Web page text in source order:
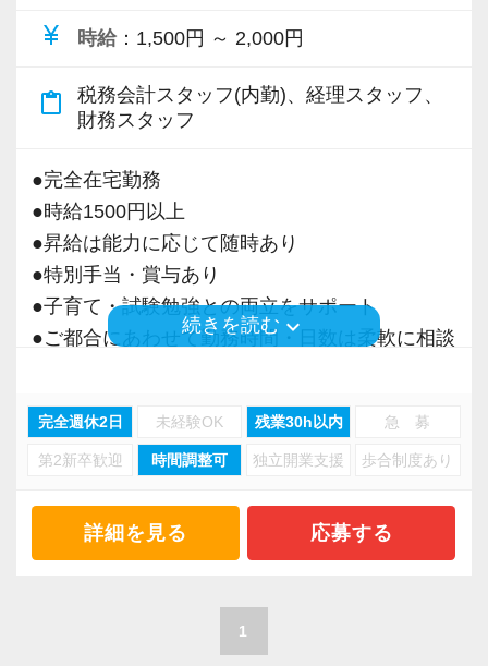
・資格取得を目指す社員が多数
＜募集の背景＞
・事業拡大に伴う増員募集
・組織力強化に向けた採用
・将来の中核人材を募集
＜先輩スタッフの声＞
Q. 当事務所を選んだ理由は？
A. 幅広い業務を経験できる点に魅力を感じ、入
Q. 実際に働いてみてどうですか？
A. さまざまな業務を任せてもらえるので、以前
より成長スピードが上がったと感じています。
Q. 職場の雰囲気は？
場だと感じています。
currency_yen 時給 ：1,500円 ～ 2,000円
content_paste
税務会計スタッフ(内勤)、経理スタッフ、
財務スタッフ
●完全在宅勤務
●時給1500円以上
●昇給は能力に応じて随時あり
●特別手当・賞与あり
●子育て・試験勉強との両立をサポート
●ご都合にあわせて勤務時間・日数は柔軟に相談
当事務所は、創業期や成長期の企業を中心に支
現代では電子化が進んでいることから人も会社
も生産性が求められており、当事務所でもDXを
職員一人ひとりの力がそのまま事業運営に直結
するところで、個人事務所ならではの面白さと
続きを読む keyboard_arrow_down
完全週休2日 未経験OK 残業30h以内 急 募
第2新卒歓迎 時間調整可 独立開業支援 歩合制度あり
詳細を見る 応募する
1